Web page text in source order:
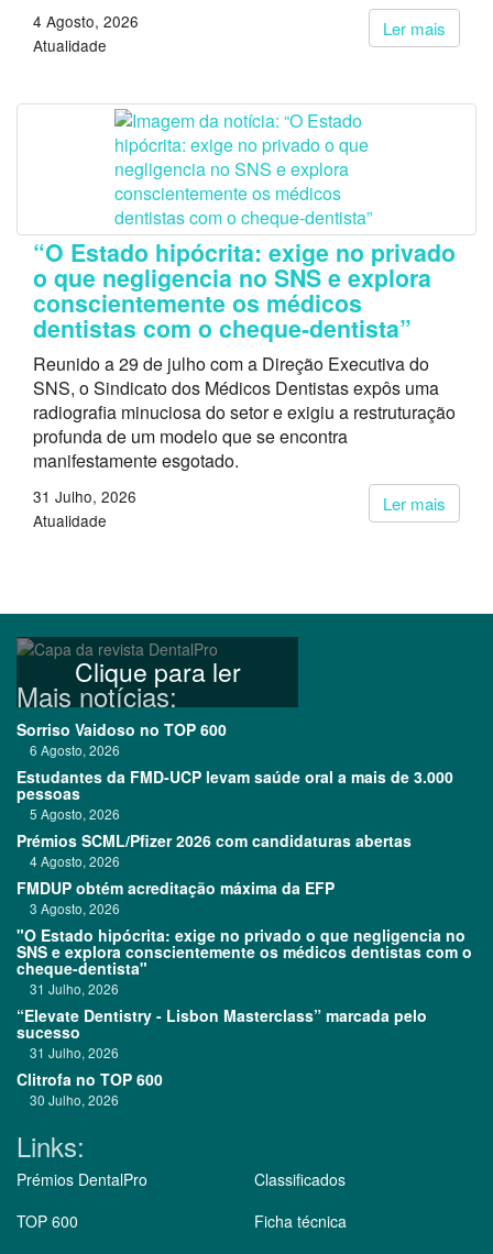
Ler mais
4 Agosto, 2026
Atualidade
“O Estado hipócrita: exige no privado
o que negligencia no SNS e explora
conscientemente os médicos
dentistas com o cheque-dentista”
Reunido a 29 de julho com a Direção Executiva do
SNS, o Sindicato dos Médicos Dentistas expôs uma
radiografia minuciosa do setor e exigiu a restruturação
profunda de um modelo que se encontra
manifestamente esgotado.
Ler mais
31 Julho, 2026
Atualidade
Clique para ler
Mais notícias:
Sorriso Vaidoso no TOP 600
6 Agosto, 2026
Estudantes da FMD-UCP levam saúde oral a mais de 3.000
pessoas
5 Agosto, 2026
Prémios SCML/Pfizer 2026 com candidaturas abertas
4 Agosto, 2026
FMDUP obtém acreditação máxima da EFP
3 Agosto, 2026
"O Estado hipócrita: exige no privado o que negligencia no
SNS e explora conscientemente os médicos dentistas com o
cheque-dentista"
31 Julho, 2026
“Elevate Dentistry - Lisbon Masterclass” marcada pelo
sucesso
31 Julho, 2026
Clitrofa no TOP 600
30 Julho, 2026
Links:
Prémios DentalPro
TOP 600
Classificados
Ficha técnica